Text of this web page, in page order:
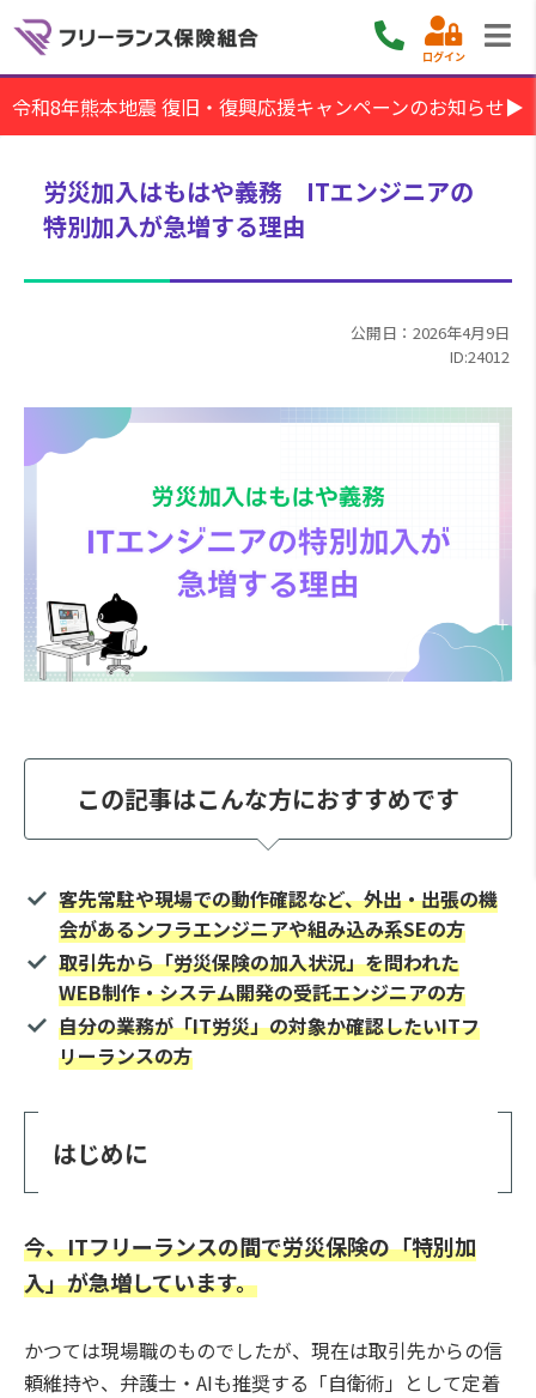
ログイン
令和8年熊本地震 復旧・復興応援キャンペーンのお知らせ▶
労災加入はもはや義務 ITエンジニアの
特別加入が急増する理由
公開日：2026年4月9日
ID:24012
この記事はこんな方におすすめです
客先常駐や現場での動作確認など、外出・出張の機
会があるンフラエンジニアや組み込み系SEの方
取引先から「労災保険の加入状況」を問われた
WEB制作・システム開発の受託エンジニアの方
自分の業務が「IT労災」の対象か確認したいITフ
リーランスの方
はじめに
今、ITフリーランスの間で労災保険の「特別加
入」が急増しています。
かつては現場職のものでしたが、現在は取引先からの信
頼維持や、弁護士・AIも推奨する「自衛術」として定着